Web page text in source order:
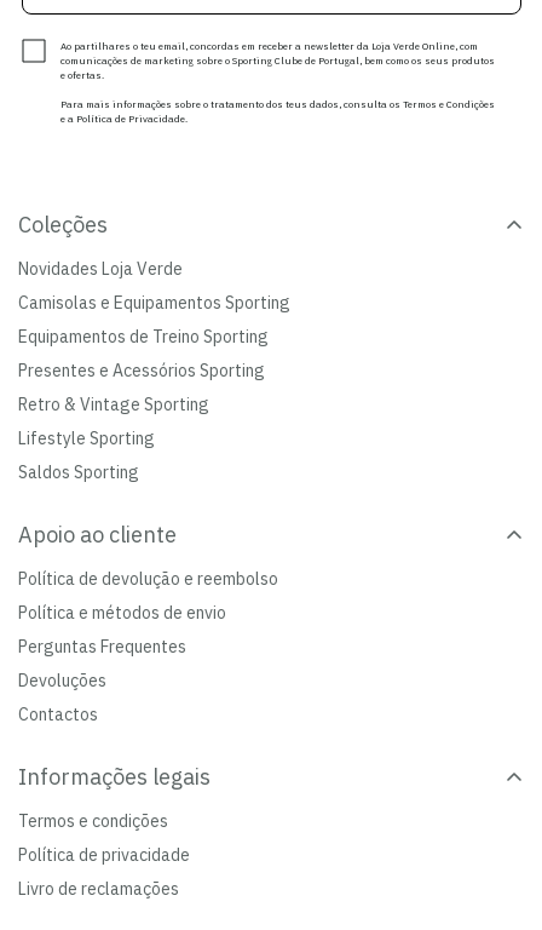
Ao partilhares o teu email, concordas em receber a newsletter da Loja Verde Online, com
comunicações de marketing sobre o Sporting Clube de Portugal, bem como os seus produtos
e ofertas.
Para mais informações sobre o tratamento dos teus dados, consulta os Termos e Condições
e a Política de Privacidade.
Coleções
Novidades Loja Verde
Camisolas e Equipamentos Sporting
Equipamentos de Treino Sporting
Presentes e Acessórios Sporting
Retro & Vintage Sporting
Lifestyle Sporting
Saldos Sporting
Apoio ao cliente
Política de devolução e reembolso
Política e métodos de envio
Perguntas Frequentes
Devoluções
Contactos
Informações legais
Termos e condições
Política de privacidade
Livro de reclamações